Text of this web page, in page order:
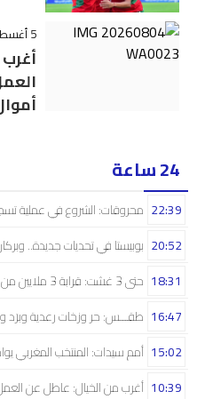
5 أغسطس 2026 - 10:39
24 ساعة
محروقات: الشروع في عملية 22:39
بوبيستا في تحديات جديدة.. 20:52
حتى 3 غشت: قرابة 3 ملايين من مغاربة العالم دخلوا المغرب 18:31
طقـــس: حر وزخات رعدية وبرَد 16:47
أمم سيدات: المنتخب المغربي 15:02
أغرب من الخيال: عاطل عن 10:39